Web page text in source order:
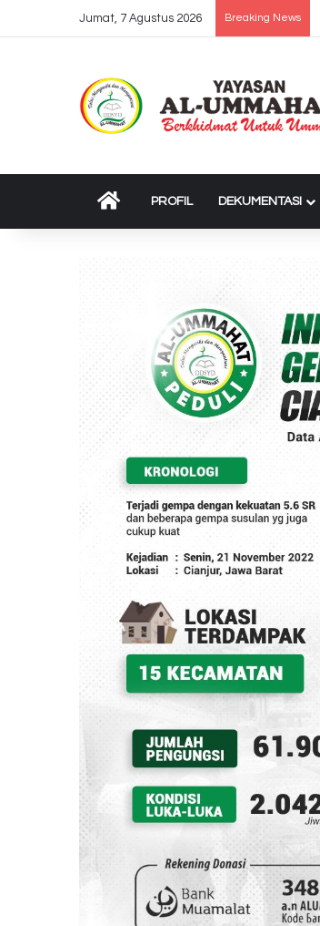
Jumat, 7 Agustus 2026 Breaking News
BERANDA
PROFIL DEKUMENTASI